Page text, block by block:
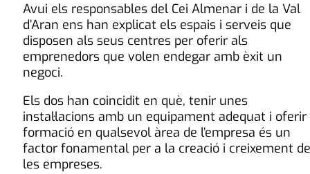
Avui els responsables del Cei Almenar i de la Val
d’Aran ens han explicat els espais i serveis que
disposen als seus centres per oferir als
emprenedors que volen endegar amb èxit un
negoci.
Els dos han coincidit en què, tenir unes
instal·lacions amb un equipament adequat i oferir
formació en qualsevol àrea de l’empresa és un
factor fonamental per a la creació i creixement de
les empreses.